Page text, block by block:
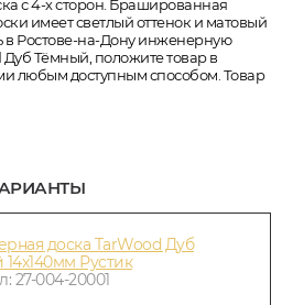
с 4-х сторон. Брашированная
имеет светлый оттенок и матовый
в Ростове-на-Дону инженерную
Дуб Тёмный, положите товар в
любым доступным способом. Товар
доска TarWood Дуб
Рустик
27-004-20001